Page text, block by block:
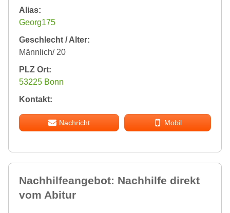
Alias:
Georg175
Geschlecht / Alter:
Männlich/ 20
PLZ Ort:
53225 Bonn
Kontakt:
Nachricht Mobil
Nachhilfeangebot: Nachhilfe direkt
vom Abitur